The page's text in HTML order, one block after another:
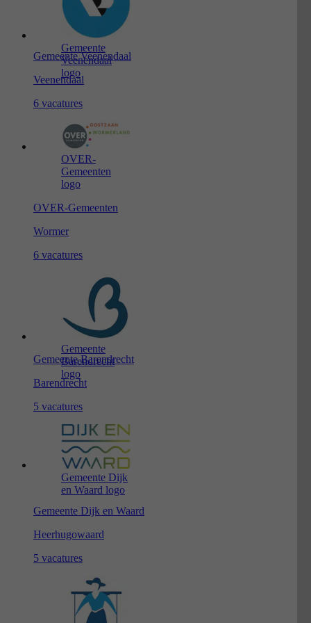
Gemeente
Veenendaal
logo
Gemeente Veenendaal
Veenendaal
6 vacatures
OVER-
Gemeenten
logo
OVER-Gemeenten
Wormer
6 vacatures
Gemeente
Barendrecht
logo
Gemeente Barendrecht
Barendrecht
5 vacatures
Gemeente Dijk
en Waard logo
Gemeente Dijk en Waard
Heerhugowaard
5 vacatures